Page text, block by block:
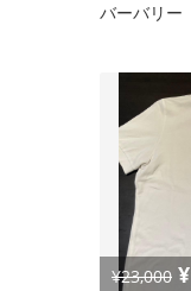
バーバリ
¥23,000